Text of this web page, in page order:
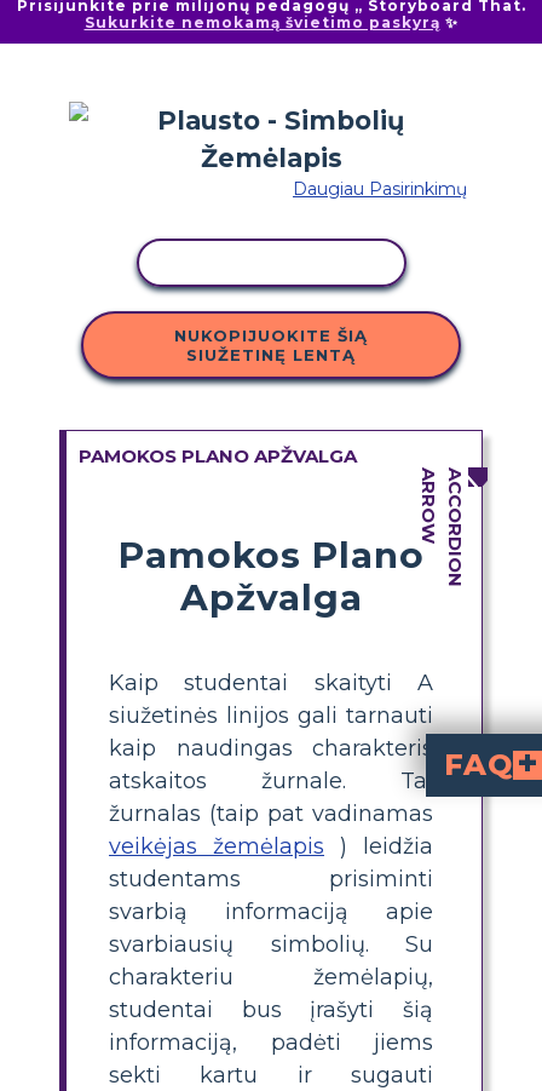
Prisijunkite prie milijonų pedagogų „ Storyboard That.
Sukurkite nemokamą švietimo paskyrą ✨
Daugiau Pasirinkimų
NUKOPIJUOKITE ŠIĄ
SIUŽETINĘ LENTĄ
PAMOKOS PLANO APŽVALGA
Pamokos Plano
Apžvalga
Kaip studentai skaityti A
siužetinės linijos gali tarnauti
kaip naudingas charakteris
atskaitos žurnale. Tai
žurnalas (taip pat vadinamas
veikėjas žemėlapis ) leidžia
studentams prisiminti
svarbią informaciją apie
svarbiausių simbolių. Su
charakteriu žemėlapių,
studentai bus įrašyti šią
informaciją, padėti jiems
sekti kartu ir sugauti
FAQ